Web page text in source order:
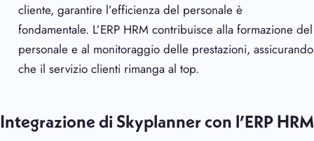
cliente, garantire l’efficienza del personale è
fondamentale. L’ERP HRM contribuisce alla formazione del
personale e al monitoraggio delle prestazioni, assicurando
che il servizio clienti rimanga al top.
Integrazione di Skyplanner con l’ERP HRM